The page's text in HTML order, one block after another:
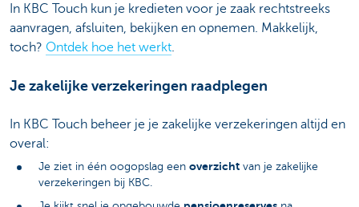
In KBC Touch kun je kredieten voor je zaak rechtstreeks
aanvragen, afsluiten, bekijken en opnemen. Makkelijk,
toch? Ontdek hoe het werkt
Je zakelijke verzekeringen raadplegen
In KBC Touch beheer je je zakelijke verzekeringen altijd en
overal:
Je ziet in één oogopslag een overzicht van je zakelijke
verzekeringen bij KBC.